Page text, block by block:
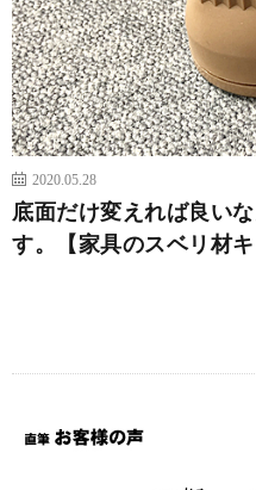
2020.05.28
底面だけ変えれば良い
す。【家具のスベリ材キ